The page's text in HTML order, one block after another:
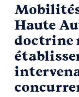
Haute
doctrine